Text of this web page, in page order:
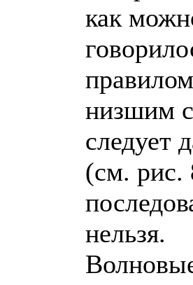
как
низшим
следует
(см. рис.
нельзя.